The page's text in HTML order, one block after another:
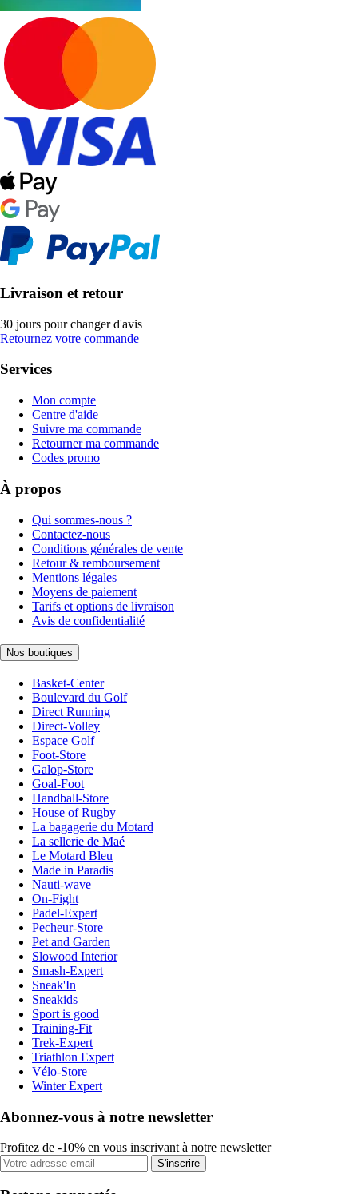
Livraison et retour
30 jours pour changer d'avis
Retournez votre commande
Services
Mon compte
Centre d'aide
Suivre ma commande
Retourner ma commande
Codes promo
À propos
Qui sommes-nous ?
Contactez-nous
Conditions générales de vente
Retour & remboursement
Mentions légales
Moyens de paiement
Tarifs et options de livraison
Avis de confidentialité
Nos boutiques
Basket-Center
Boulevard du Golf
Direct Running
Direct-Volley
Espace Golf
Foot-Store
Galop-Store
Goal-Foot
Handball-Store
House of Rugby
La bagagerie du Motard
La sellerie de Maé
Le Motard Bleu
Made in Paradis
Nauti-wave
On-Fight
Padel-Expert
Pecheur-Store
Pet and Garden
Slowood Interior
Smash-Expert
Sneak'In
Sneakids
Sport is good
Training-Fit
Trek-Expert
Triathlon Expert
Vélo-Store
Winter Expert
Abonnez-vous à notre newsletter
Profitez de -10% en vous inscrivant à notre newsletter
S'inscrire